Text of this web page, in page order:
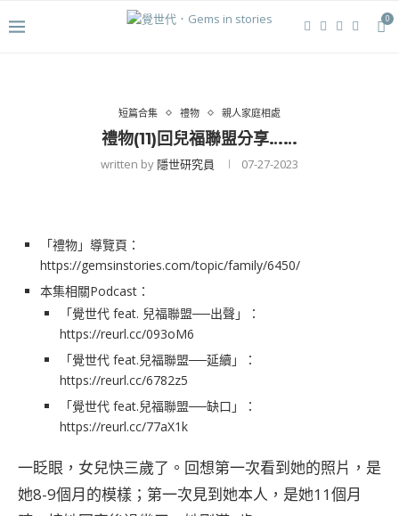
0
短篇合集 禮物 親人家庭相處
禮物(11)回兒福聯盟分享……
written by 隱世研究員 07-27-2023
「禮物」導覽頁：
https://gemsinstories.com/topic/family/6450/
本集相關Podcast：
「覺世代 feat. 兒福聯盟──出聲」：
https://reurl.cc/093oM6
「覺世代 feat.兒福聯盟──延續」：
https://reurl.cc/6782z5
「覺世代 feat.兒福聯盟──缺口」：
https://reurl.cc/77aX1k
一眨眼，女兒快三歲了。回想第一次看到她的照片，是
她8-9個月的模樣；第一次見到她本人，是她11個月